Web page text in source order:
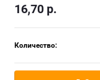
16,70 р.
Количество: